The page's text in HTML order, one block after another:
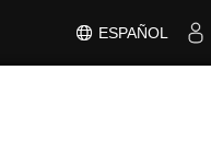
ESPAÑOL